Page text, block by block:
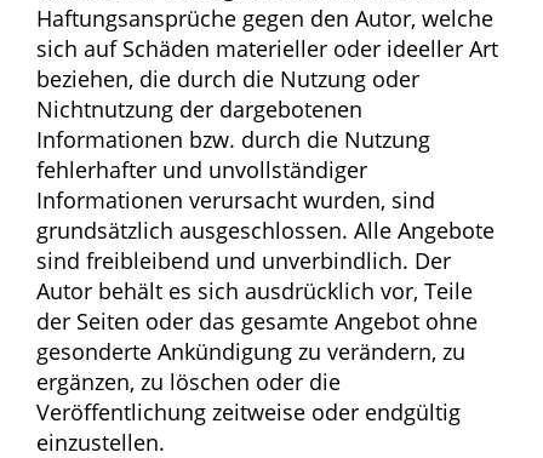
Haftungsansprüche gegen den Autor, welche
sich auf Schäden materieller oder ideeller Art
beziehen, die durch die Nutzung oder
Nichtnutzung der dargebotenen
Informationen bzw. durch die Nutzung
fehlerhafter und unvollständiger
Informationen verursacht wurden, sind
grundsätzlich ausgeschlossen. Alle Angebote
sind freibleibend und unverbindlich. Der
Autor behält es sich ausdrücklich vor, Teile
der Seiten oder das gesamte Angebot ohne
gesonderte Ankündigung zu verändern, zu
ergänzen, zu löschen oder die
Veröffentlichung zeitweise oder endgültig
einzustellen.